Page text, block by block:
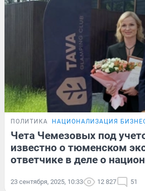
ПОЛИТИКА НАЦИОНАЛИЗАЦИЯ
Чета Чемезовых под
известно о тюменском
ответчике в деле о
23 сентября, 2025, 10:33 12 827 51